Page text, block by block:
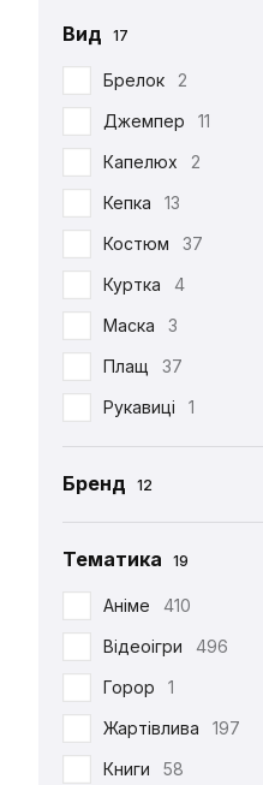
Вид 17
Брелок
2
Джемпер
11
Капелюх
2
Кепка
13
Костюм
37
Куртка
4
Маска
3
Плащ
37
Рукавиці
1
Табі
37
Футболка
Фігурка Funko
29
Хаорі
95
Худі
38
Шапка
12
Шарф
6
Шкарпетки
510
Бренд 12
Chop-Chop
Тематика 19
Аніме
410
Відеоігри
496
Горор
1
Жартівлива
197
Книги
58